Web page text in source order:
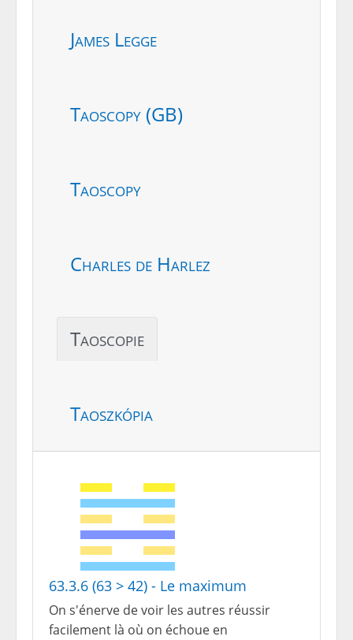
James Legge
Taoscopy (GB)
Taoscopy
Charles de Harlez
Taoscopie
Taoszkópia
63.3.6 (63 > 42) - Le maximum
On s'énerve de voir les autres réussir
facilement là où on échoue en